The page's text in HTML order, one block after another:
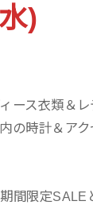
)
ース衣類＆
の時計＆ア
間限定SALE